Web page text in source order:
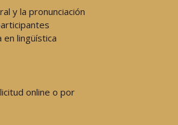
y la pronunciación
lingüística
online o por